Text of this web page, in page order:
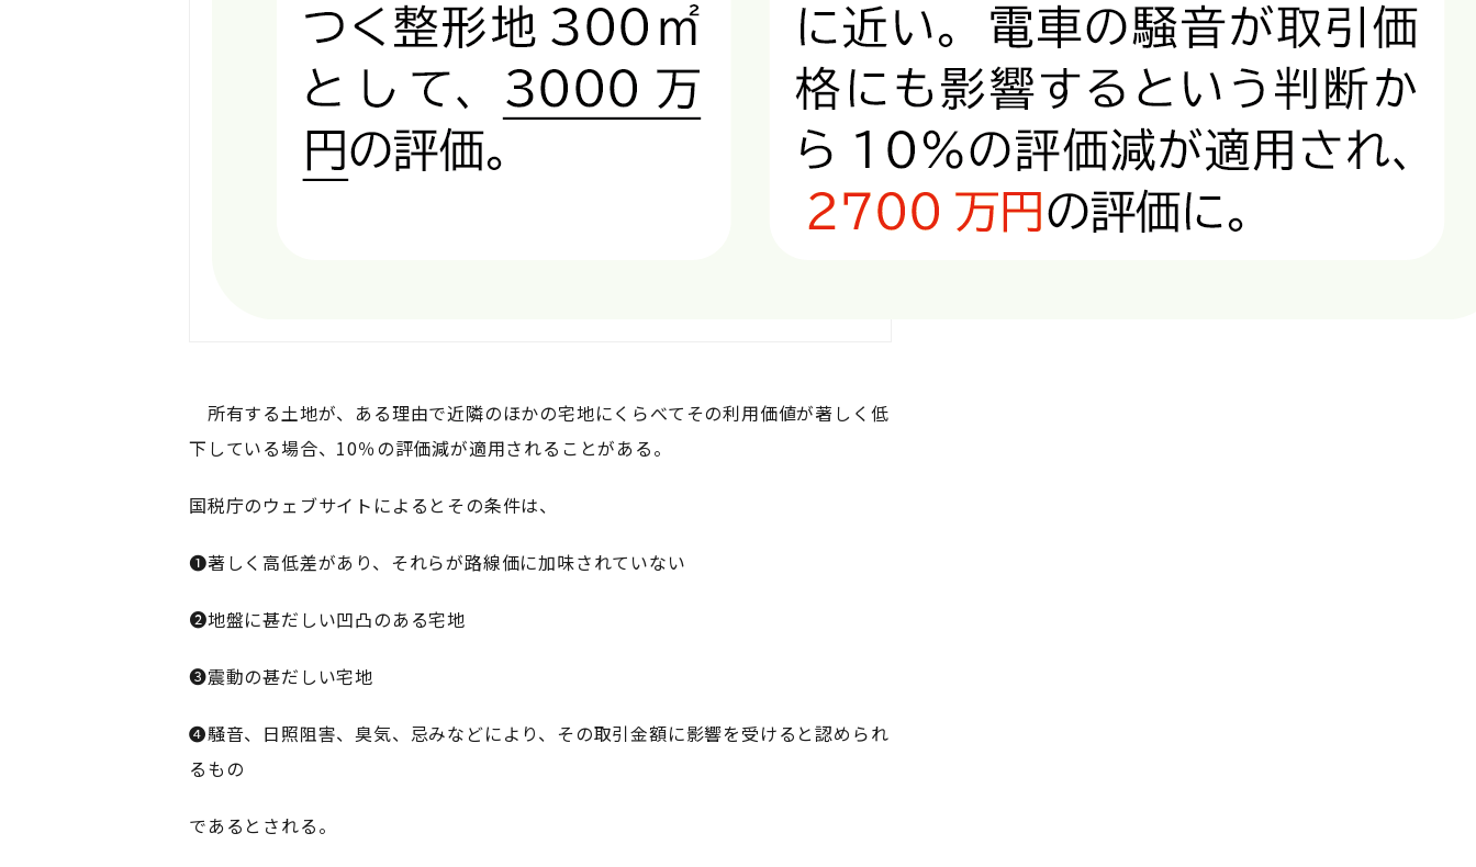
所有する土地が、ある理由で近隣のほかの宅地にくらべてその利用価値が著しく低
下している場合、10％の評価減が適用されることがある。
国税庁のウェブサイトによるとその条件は、
❶著しく高低差があり、それらが路線価に加味されていない
❷地盤に甚だしい凹凸のある宅地
❸震動の甚だしい宅地
❹騒音、日照阻害、臭気、忌みなどにより、その取引金額に影響を受けると認められ
るもの
であるとされる。